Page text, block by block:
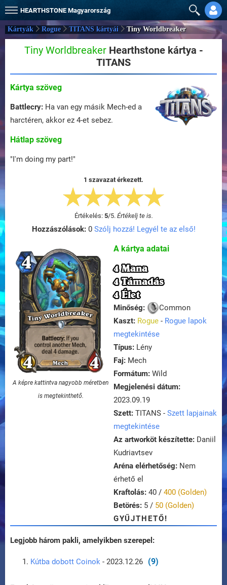
HEARTHSTONE Magyarország
Kártyák Rogue TITANS kártyái Tiny Worldbreaker
Tiny WorldbreakerHearthstone kártya -
TITANS
Kártya szöveg
Battlecry: Ha van egy másik Mech-ed a
harctéren, akkor ez 4-et sebez.
Hátlap szöveg
"I'm doing my part!"
1 szavazat érkezett.
Értékelés: 5/5. Értékelj te is.
Hozzászólások:0 Szólj hozzá! Legyél te az első!
A képre kattintva nagyobb méretben
is megtekinthető.
A kártya adatai
4 Mana
4 Támadás
4 Élet
Minőség:
Common
Kaszt: Rogue - Rogue lapok
megtekintése
Típus: Lény
Faj: Mech
Formátum: Wild
Megjelenési dátum:
2023.09.19
Szett: TITANS - Szett lapjainak
megtekintése
Az artworköt készítette: Daniil
Kudriavtsev
Aréna elérhetőség: Nem
érhető el
Kraftolás: 40 / 400 (Golden)
Betörés: 5 / 50 (Golden)
GYŰJTHETŐ!
Legjobb három pakli, amelyikben szerepel:
Kútba dobott Coinok - 2023.12.26 (9)